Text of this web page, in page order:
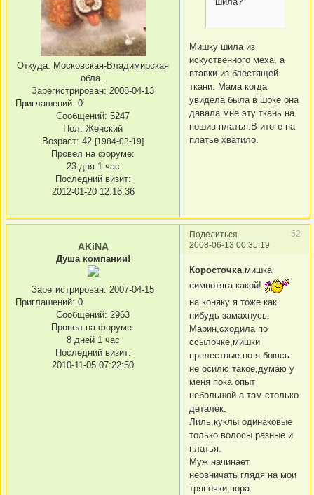
Откуда: Московская-Владимирская
обла..
Зарегистрирован: 2008-04-13
Приглашений: 0
Сообщений: 5247
Пол: Женский
Возраст: 42 [1984-03-19]
Провел на форуме:
23 дня 1 час
Последний визит:
2012-01-20 12:16:36
Мишку шила из
искуственного меха, а
втавки из блестящей
ткани. Мама когда
увидела была в шоке она
давала мне эту ткань на
пошив платья.В итоге на
платье хватило.
Поделиться
52
2008-06-13 00:35:19
AKiNA
Душа компании!
Зарегистрирован: 2007-04-15
Приглашений: 0
Сообщений: 2963
Провел на форуме:
8 дней 1 час
Последний визит:
2010-11-05 07:22:50
Коросточка ,мишка
симпотяга какой!
на коняку я тоже как
нибудь замахнусь.
Марин,сходила по
ссылочке,мишки
прелестные но я боюсь
не осилю такое,думаю у
меня пока опыт
небольшой а там столько
деталек.
Лиль,куклы одинаковые
только волосы разные и
платья.
Муж начинает
нервничать глядя на мои
тряпочки,пора